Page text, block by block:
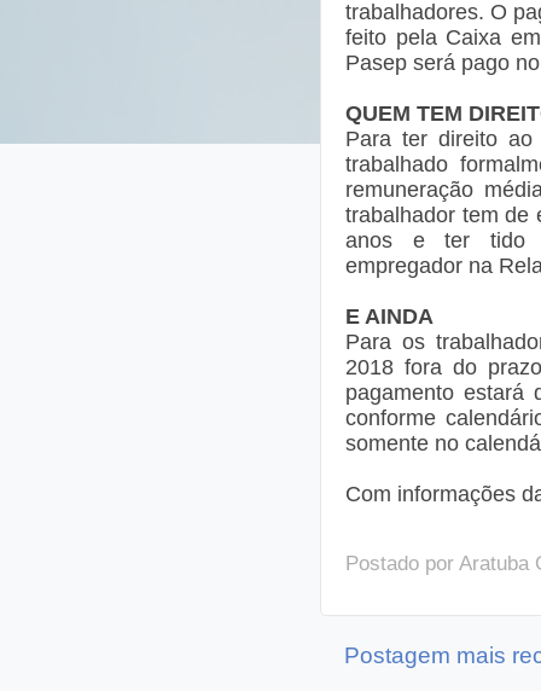
trabalhadores. O
feito pela Caixa
Pasep será pago
QUEM TEM
Para ter direito
trabalhado
remuneração
trabalhador tem de
anos e ter tido
empregador na
E AINDA
Para os
2018 fora do
pagamento estará
conforme
somente no
Com informações
Postado por Aratuba
Postagem mais